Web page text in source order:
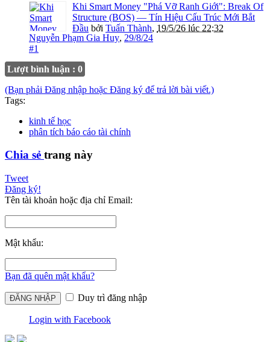
Khi Smart Money "Phá Vỡ Ranh Giới": Break Of
Structure (BOS) — Tín Hiệu Cấu Trúc Mới Bắt
Đầu bởi Tuấn Thành, 19/5/26 lúc 22:32
Nguyễn Phạm Gia Huy, 29/8/24
#1
Lượt bình luận : 0
(Bạn phải Đăng nhập hoặc Đăng ký để trả lời bài viết.)
Tags:
kinh tế học
phân tích báo cáo tài chính
Chia sẻ trang này
Tweet
Đăng ký!
Tên tài khoản hoặc địa chỉ Email:
Mật khẩu:
Bạn đã quên mật khẩu?
Duy trì đăng nhập
Login with Facebook